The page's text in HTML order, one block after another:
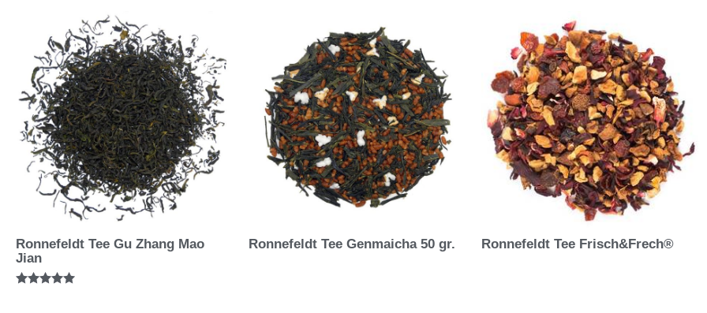
Ronnefeldt Tee Gu Zhang Mao
Jian
Ronnefeldt Tee Genmaicha 50 gr. Ronnefeldt Tee Frisch&Frech®